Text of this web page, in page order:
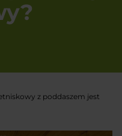
z poddaszem jest